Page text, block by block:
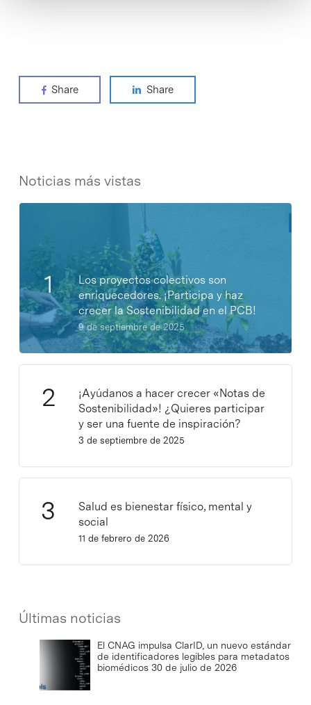
Share Share
Noticias más vistas
Los proyectos colectivos son
enriquecedores. ¡Participa y haz
crecer la Sostenibilidad en el PCB!
9 de septiembre de 2025
¡Ayúdanos a hacer crecer «Notas de
Sostenibilidad»! ¿Quieres participar
y ser una fuente de inspiración?
3 de septiembre de 2025
Salud es bienestar físico, mental y
social
11 de febrero de 2026
Últimas noticias
El CNAG impulsa ClarID, un nuevo estándar
de identificadores legibles para metadatos
biomédicos 30 de julio de 2026